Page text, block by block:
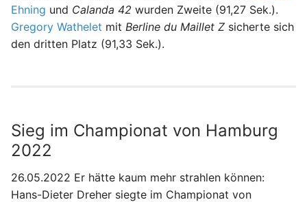
Ehning und Calanda 42 wurden Zweite (91,27 Sek.).
Gregory Wathelet mit Berline du Maillet Z sicherte sich
den dritten Platz (91,33 Sek.).
Sieg im Championat von Hamburg
2022
26.05.2022 Er hätte kaum mehr strahlen können:
Hans-Dieter Dreher siegte im Championat von